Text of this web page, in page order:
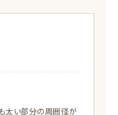
太い部分の周囲径が